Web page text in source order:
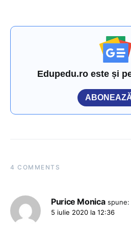
Edupedu.ro este și
4 COMMENTS
Purice Monica spune:
5 iulie 2020 la 12:36